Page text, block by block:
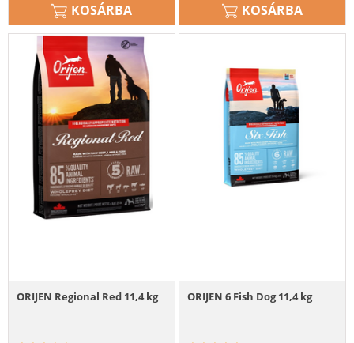
KOSÁRBA KOSÁRBA
ORIJEN Regional Red 11,4 kg ORIJEN 6 Fish Dog 11,4 kg